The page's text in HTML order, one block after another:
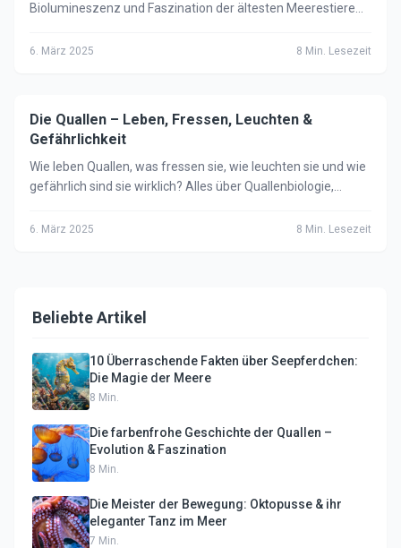
Biolumineszenz und Faszination der ältesten Meerestiere
6. März 2025 8 Min. Lesezeit
🌊 Meer
Die Quallen – Leben, Fressen, Leuchten &
Gefährlichkeit
Wie leben Quallen, was fressen sie, wie leuchten sie und wie
gefährlich sind sie wirklich? Alles über Quallenbiologie,
6. März 2025 8 Min. Lesezeit
Beliebte Artikel
10 Überraschende Fakten über Seepferdchen:
Die Magie der Meere
8 Min.
Die farbenfrohe Geschichte der Quallen –
Evolution & Faszination
8 Min.
Die Meister der Bewegung: Oktopusse & ihr
eleganter Tanz im Meer
7 Min.